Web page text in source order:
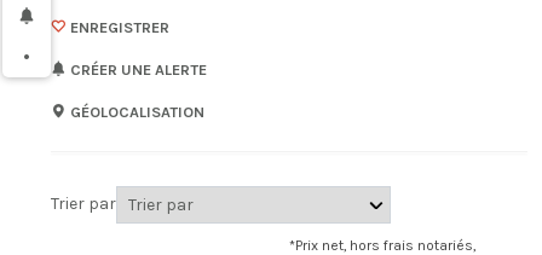
•
ENREGISTRER
CRÉER UNE ALERTE
GÉOLOCALISATION
Trier par
*Prix net, hors frais notariés,